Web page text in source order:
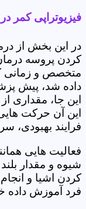
فیزیوتراپی کمر
در این بخش از
کردن پروسه
متخصص و زمانی
داده شد، پیش
این جا، مقداری
این آن حرکت
فرایند بهبودی،
فعالیت هایی
شیوه و مقدار
کردن اشیا و
فرد آموزش داده